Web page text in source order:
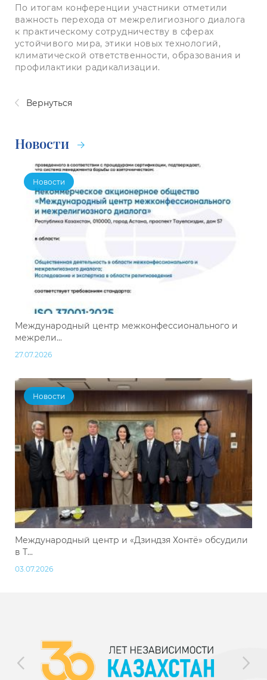
По итогам конференции участники отметили
важность перехода от межрелигиозного диалога
к практическому сотрудничеству в сферах
устойчивого мира, этики новых технологий,
климатической ответственности, образования и
профилактики радикализации.
Вернуться
Новости
Новости
Международный центр межконфессионального и
межрели...
27.07.2026
Новости
Международный центр и «Дзиндзя Хонтё» обсудили
в Т...
03.07.2026